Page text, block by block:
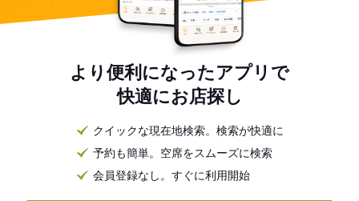
より便利になったアプリで
快適にお店探し
クイックな現在地検索。検索が快適に
予約も簡単。空席をスムーズに検索
会員登録なし。すぐに利用開始